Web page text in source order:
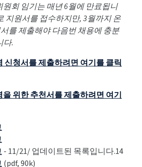
회 임기는 매년 6월에 만료됩니
지원서를 접수하지만, 3월까지 온
를 제출해야 다음번 채용에 충분
다.
신청서를 제출하려면 여기를 클릭
위한 추천서를 제출하려면 여기
- 11/21/ 업데이트된 목록입니다.14
(pdf, 90k)